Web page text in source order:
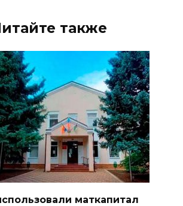
также
маткапитал